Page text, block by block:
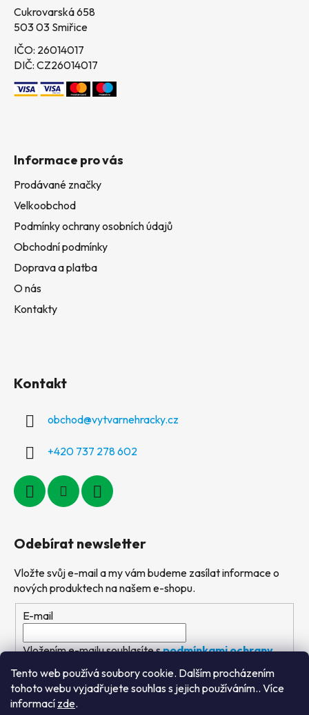
Tento web používá soubory cookie. Dalším procházením
tohoto webu vyjadřujete souhlas s jejich používáním.. Více
informací zde.
Cukrovarská 658
503 03 Smiřice
IČO: 26014017
DIČ: CZ26014017
Informace pro vás
Prodávané značky
Velkoobchod
Podmínky ochrany osobních údajů
Obchodní podmínky
Doprava a platba
O nás
Kontakty
Kontakt
obchod@vytvarnehracky.cz
+420 737 278 602
Odebírat newsletter
Vložte svůj e-mail a my vám budeme zasílat informace o
nových produktech na našem e-shopu.
E-mail
Vložením e-mailu souhlasíte spodmínkami ochrany
osobních údajů
PŘIHLÁSIT SE